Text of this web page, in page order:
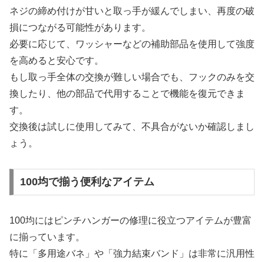
ネジの締め付けが甘いと取っ手が緩んでしまい、再度の破
損につながる可能性があります。
必要に応じて、ワッシャーなどの補助部品を使用して強度
を高めると安心です。
もし取っ手全体の交換が難しい場合でも、フックのみを交
換したり、他の部品で代用することで機能を復元できま
す。
交換後は試しに使用してみて、不具合がないか確認しまし
ょう。
100均で揃う便利なアイテム
100均にはピンチハンガーの修理に役立つアイテムが豊富
に揃っています。
特に「多用途バネ」や「強力結束バンド」は非常に汎用性